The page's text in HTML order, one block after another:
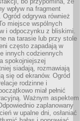
wpływ na fragment
odgrywa również
miejsce wspólnych
i odpoczynku z bliskimi.
na tarasie lub przy stole
często zapadają w
innych codziennych
spokojniejszej
siadają, rozmawiają
się od ekranów. Ogród
rodzinne i
miał pełnić
Ważnym aspektem
zaplanowany
w upalne dni, osłaniać